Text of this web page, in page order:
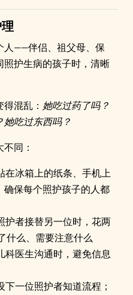
人——伴侣、祖父母、保
护生病的孩子时，清晰
混乱： 她吃过药了吗？
吃过东西吗？
同：
在冰箱上的纸条、手机上
保每个照护孩子的人都
者接替另一位时，花两
什么、需要注意什么
医生沟通时，避免信息
一位照护者知道流程；